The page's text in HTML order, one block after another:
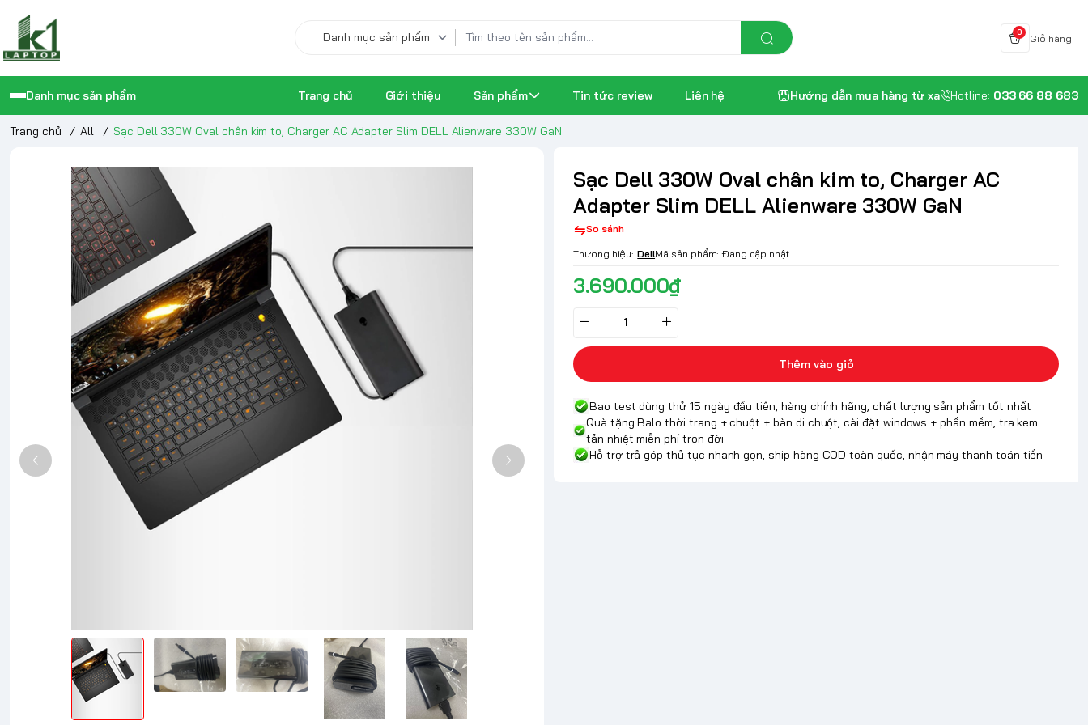
0
Giỏ hàng
Danh mục sản phẩm Trang chủ Giới thiệu Sản phẩm Tin tức review Liên hệ Hướng dẫn mua hàng từ xa Hotline: 033 66 88 683
Trang chủ / All / Sạc Dell 330W Oval chân kim to, Charger AC Adapter Slim DELL Alienware 330W GaN
Sạc Dell 330W Oval chân kim to, Charger AC
Adapter Slim DELL Alienware 330W GaN
So sánh
Thương hiệu: DellMã sản phẩm: Đang cập nhật
3.690.000₫
Thêm vào giỏ
Bao test dùng thử 15 ngày đầu tiên, hàng chính hãng, chất lượng sản phẩm tốt nhất
Quà tặng Balo thời trang + chuột + bàn di chuột, cài đặt windows + phần mềm, tra kem
tản nhiệt miễn phí trọn đời
Hỗ trợ trả góp thủ tục nhanh gọn, ship hàng COD toàn quốc, nhận máy thanh toán tiền